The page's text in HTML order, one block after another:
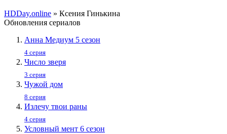
HDDay.online » Ксения Гинькина
Обновления сериалов
Анна Медиум 5 сезон
4 серия
Число зверя
3 серия
Чужой дом
8 серия
Излечу твои раны
4 серия
Условный мент 6 сезон